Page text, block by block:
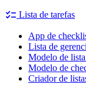
checklist Lista de tarefas
App de
Lista de
Modelo de
Modelo de
Criador de